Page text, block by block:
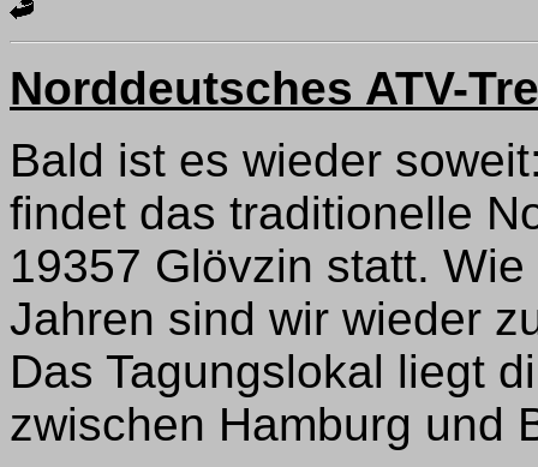
Norddeutsches ATV-
Bald ist es wieder
findet das traditionelle
19357 Glövzin statt.
Jahren sind wir wieder
Das Tagungslokal liegt
zwischen Hamburg und